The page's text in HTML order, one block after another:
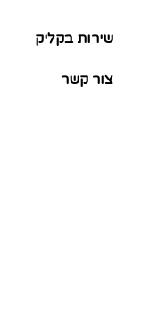
שירות בקליק
צור קשר